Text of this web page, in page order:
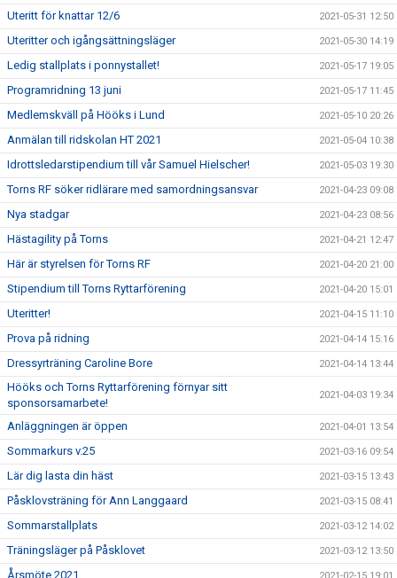
Uteritt för knattar 12/6 2021-05-31 12:50
Uteritter och igångsättningsläger 2021-05-30 14:19
Ledig stallplats i ponnystallet! 2021-05-17 19:05
Programridning 13 juni 2021-05-17 11:45
Medlemskväll på Hööks i Lund 2021-05-10 20:26
Anmälan till ridskolan HT 2021 2021-05-04 10:38
Idrottsledarstipendium till vår Samuel Hielscher! 2021-05-03 19:30
Torns RF söker ridlärare med samordningsansvar 2021-04-23 09:08
Nya stadgar 2021-04-23 08:56
Hästagility på Torns 2021-04-21 12:47
Här är styrelsen för Torns RF 2021-04-20 21:00
Stipendium till Torns Ryttarförening 2021-04-20 15:01
Uteritter! 2021-04-15 11:10
Prova på ridning 2021-04-14 15:16
Dressyrträning Caroline Bore 2021-04-14 13:44
Hööks och Torns Ryttarförening förnyar sitt
sponsorsamarbete!
2021-04-03 19:34
Anläggningen är öppen 2021-04-01 13:54
Sommarkurs v.25 2021-03-16 09:54
Lär dig lasta din häst 2021-03-15 13:43
Påsklovsträning för Ann Langgaard 2021-03-15 08:41
Sommarstallplats 2021-03-12 14:02
Träningsläger på Påsklovet 2021-03-12 13:50
Årsmöte 2021